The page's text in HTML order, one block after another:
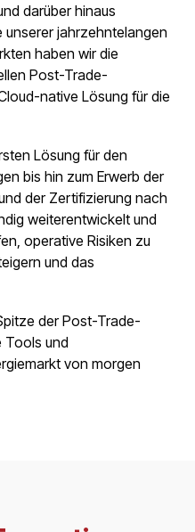
darüber hinaus
unserer jahrzehntelangen
haben wir die
Post-Trade-
native Lösung für die
Lösung für den
bis hin zum Erwerb der
der Zertifizierung nach
weiterentwickelt und
operative Risiken zu
und das
der Post-Trade-
Tools und
von morgen